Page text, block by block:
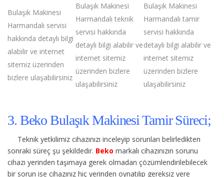
Bulaşık Makinesi
Harmandalı servisi
hakkında detaylı bilgi
alabilir ve internet
sitemiz üzerinden
bizlere ulaşabilirsiniz
Bulaşık Makinesi
Harmandalı teknik
servisi hakkında
detaylı bilgi alabilir ve
internet sitemiz
üzerinden bizlere
ulaşabilirsiniz
Bulaşık Makinesi
Harmandalı tamir
servisi hakkında
detaylı bilgi alabilir ve
internet sitemiz
üzerinden bizlere
ulaşabilirsiniz
3. Beko Bulaşık Makinesi Tamir Süreci;
Teknik yetkilimiz cihazınızı inceleyip sorunları belirledikten
sonraki süreç şu şekildedir. Beko markalı cihazınızın sorunu
cihazı yerinden taşımaya gerek olmadan çözümlendirilebilecek
bir sorun ise cihazınız hiç yerinden oynatılıp gereksiz yere